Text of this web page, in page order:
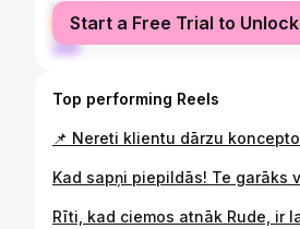
female
male
Start a Free Trial to Unlock
Top performing Reels